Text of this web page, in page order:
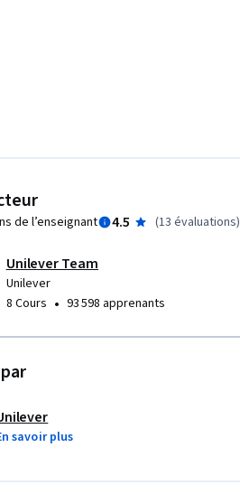
de l’enseignant 4.5 (13 évaluations)
Unilever Team
Unilever
8 Cours • 93 598 apprenants
savoir plus